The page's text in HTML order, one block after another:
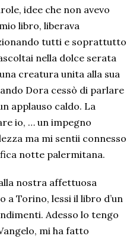
idee che non avevo
libro, liberava
tutti e soprattutto
nella dolce serata
creatura unita alla sua
Dora cessò di parlare
applauso caldo. La
io, … un impegno
ma mi sentii connesso
notte palermitana.
nostra affettuosa
a Torino, lessi il libro d’un
Adesso lo tengo
mi ha fatto